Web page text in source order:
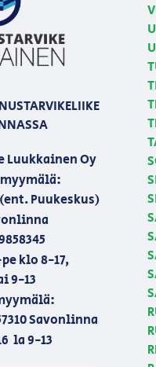
Luukkainen Oy
Puukeskus)
klo 8-17,
9-13
Savonlinna
la 9-13